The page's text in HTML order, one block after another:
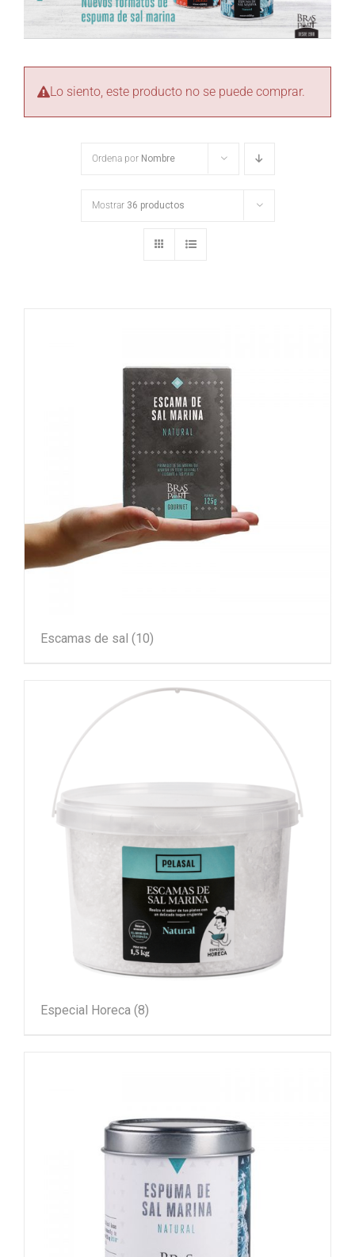
Lo siento, este producto no se puede comprar.
Ordena por Nombre
Mostrar 36 productos
Escamas de sal (10)
Especial Horeca (8)